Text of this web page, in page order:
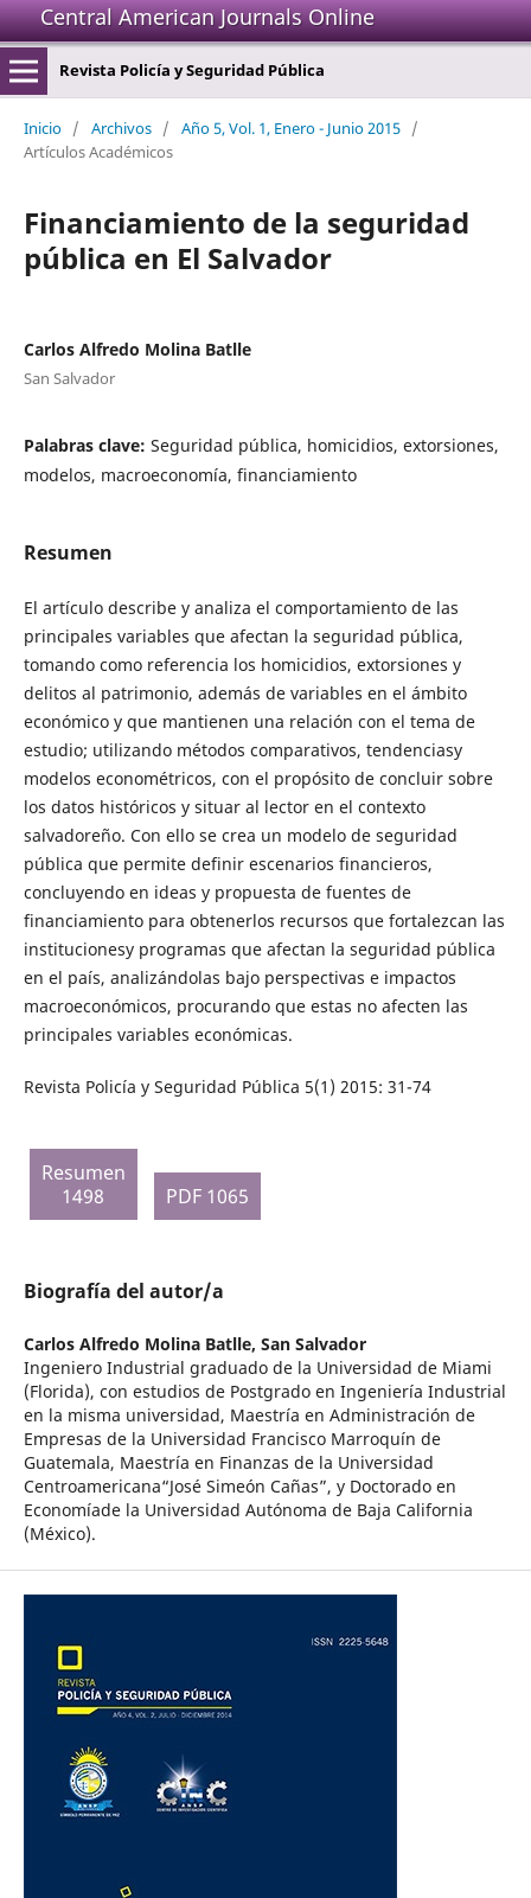
Central American Journals Online
Revista Policía y Seguridad Pública
Inicio / Archivos / Año 5, Vol. 1, Enero - Junio 2015 /
Artículos Académicos
Financiamiento de la seguridad
pública en El Salvador
Carlos Alfredo Molina Batlle
San Salvador
Palabras clave: Seguridad pública, homicidios, extorsiones,
modelos, macroeconomía, financiamiento
Resumen
El artículo describe y analiza el comportamiento de las
principales variables que afectan la seguridad pública,
tomando como referencia los homicidios, extorsiones y
delitos al patrimonio, además de variables en el ámbito
económico y que mantienen una relación con el tema de
estudio; utilizando métodos comparativos, tendenciasy
modelos econométricos, con el propósito de concluir sobre
los datos históricos y situar al lector en el contexto
salvadoreño. Con ello se crea un modelo de seguridad
pública que permite definir escenarios financieros,
concluyendo en ideas y propuesta de fuentes de
financiamiento para obtenerlos recursos que fortalezcan las
institucionesy programas que afectan la seguridad pública
en el país, analizándolas bajo perspectivas e impactos
macroeconómicos, procurando que estas no afecten las
principales variables económicas.
Revista Policía y Seguridad Pública 5(1) 2015: 31-74
Resumen
1498
PDF 1065
Biografía del autor/a
Carlos Alfredo Molina Batlle, San Salvador
Ingeniero Industrial graduado de la Universidad de Miami
(Florida), con estudios de Postgrado en Ingeniería Industrial
en la misma universidad, Maestría en Administración de
Empresas de la Universidad Francisco Marroquín de
Guatemala, Maestría en Finanzas de la Universidad
Centroamericana“José Simeón Cañas”, y Doctorado en
Economíade la Universidad Autónoma de Baja California
(México).